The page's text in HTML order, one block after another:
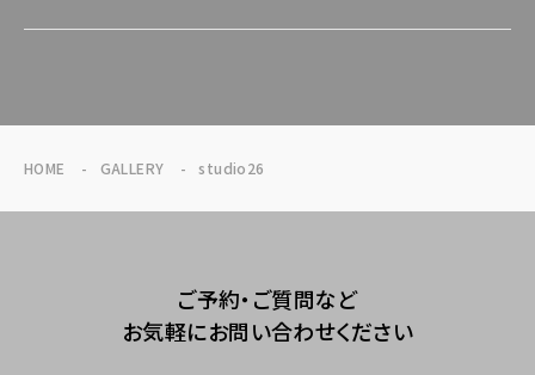
HOME GALLERY studio26
ご予約・ご質問など
お気軽にお問い合わせください